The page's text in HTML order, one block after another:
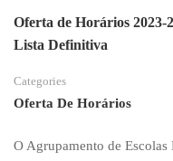
Oferta de Horários 2023-
Lista Definitiva
Categories
Oferta De Horários
O Agrupamento de